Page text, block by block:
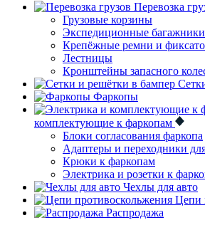
Перевозка
Грузовые корзины
Экспедиционные багажники
Крепёжные ремни и
Лестницы
Кронштейны запасного
Фаркопы
комплектующие к фаркопам
Блоки согласования фаркопа
Адаптеры и переходники
Крюки к фаркопам
Электрика и розетки к
Чехлы для авто
Цепи
Распродажа